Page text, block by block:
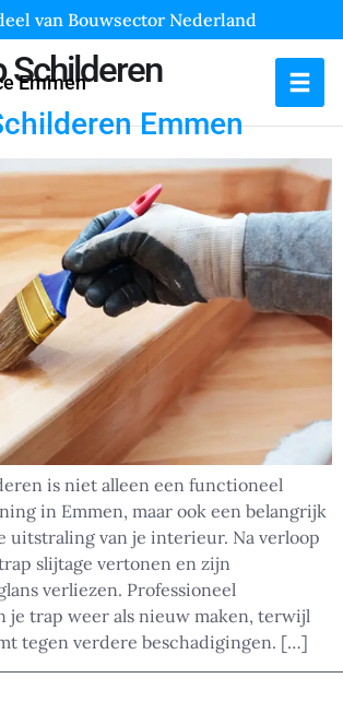
van Bouwsector Nederland
Emmen
Schilderen
Emmen
is niet alleen een functioneel
in Emmen, maar ook een belangrijk
uitstraling van je interieur. Na verloop
slijtage vertonen en zijn
verliezen. Professioneel
je trap weer als nieuw maken, terwijl
tegen verdere beschadigingen. […]